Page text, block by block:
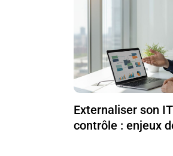
Externaliser son
contrôle : enjeux